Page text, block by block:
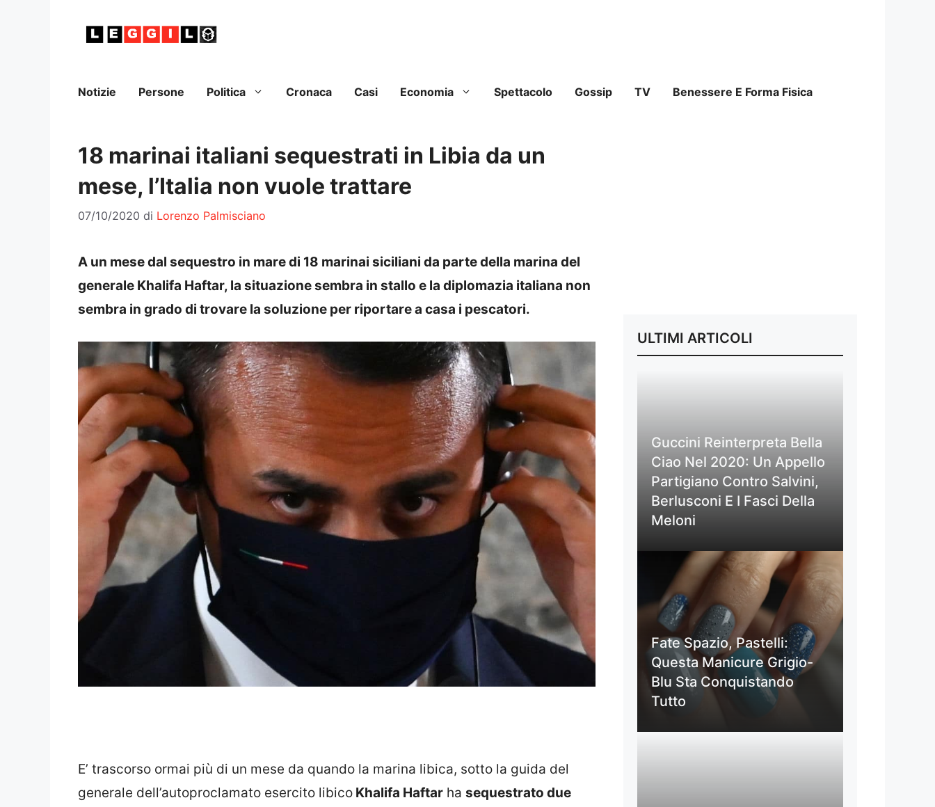
Notizie Persone Politica Cronaca Casi Economia Spettacolo Gossip TV Benessere E Forma Fisica
18 marinai italiani sequestrati in Libia da un
mese, l’Italia non vuole trattare
07/10/2020 di Lorenzo Palmisciano
A un mese dal sequestro in mare di 18 marinai siciliani da parte della marina del
generale Khalifa Haftar, la situazione sembra in stallo e la diplomazia italiana non
sembra in grado di trovare la soluzione per riportare a casa i pescatori.
E’ trascorso ormai più di un mese da quando la marina libica, sotto la guida del
generale dell’autoproclamato esercito libico Khalifa Haftar ha sequestrato due
ULTIMI ARTICOLI
Guccini Reinterpreta Bella
Ciao Nel 2020: Un Appello
Partigiano Contro Salvini,
Berlusconi E I Fasci Della
Meloni
Fate Spazio, Pastelli:
Questa Manicure Grigio-
Blu Sta Conquistando
Tutto